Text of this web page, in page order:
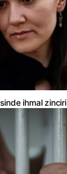
ihmal zinciri